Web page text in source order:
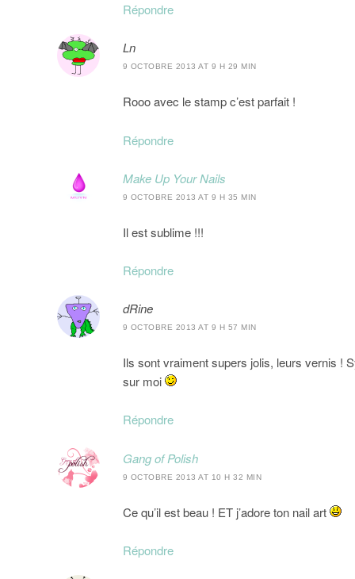
Répondre
Ln
9 OCTOBRE 2013 AT 9 H 29 MIN
Rooo avec le stamp c’est parfait !
Répondre
Make Up Your Nails
9 OCTOBRE 2013 AT 9 H 35 MIN
Il est sublime !!!
Répondre
dRine
9 OCTOBRE 2013 AT 9 H 57 MIN
Ils sont vraiment supers jolis, leurs vernis !
sur moi
Répondre
Gang of Polish
9 OCTOBRE 2013 AT 10 H 32 MIN
Ce qu’il est beau ! ET j’adore ton nail art
Répondre